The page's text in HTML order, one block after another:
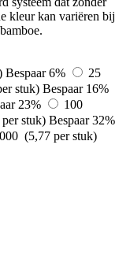
kleur kan variëren bij
Bespaar 6%
25
stuk) Bespaar 16%
23%
100
stuk) Bespaar 32%
(5,77 per stuk)